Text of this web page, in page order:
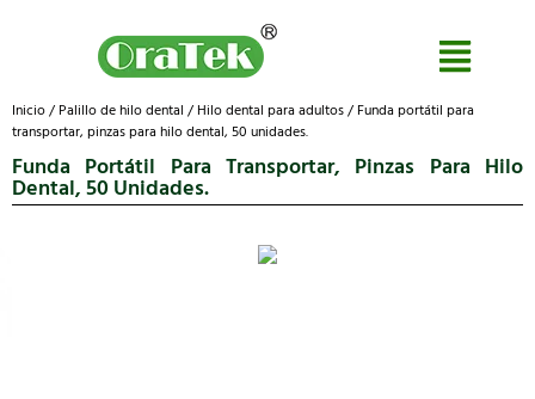
Inicio/ Palillo de hilo dental / Hilo dental para adultos/ Funda portátil para
transportar, pinzas para hilo dental, 50 unidades.
Funda Portátil Para Transportar, Pinzas Para Hilo
Dental, 50 Unidades.